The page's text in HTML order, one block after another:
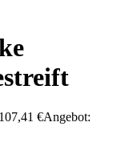
€Angebot: